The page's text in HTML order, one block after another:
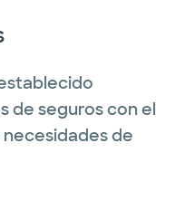
de seguros con el
de